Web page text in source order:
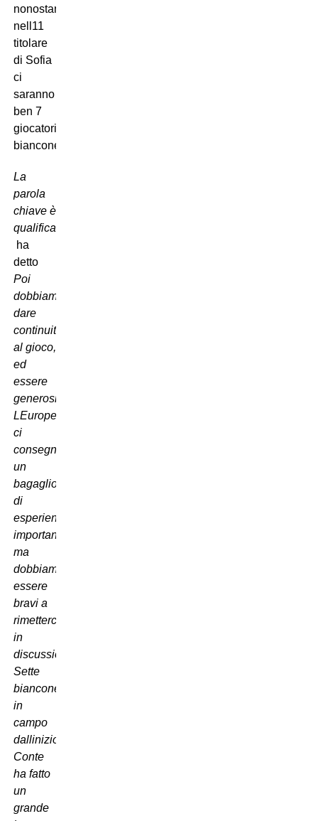
nonostante
nell11
titolare
di Sofia
ci
saranno
ben 7
giocatori
bianconeri.
La
parola
chiave è
qualificazione.
 ha
detto 
Poi
dobbiamo
dare
continuità
al gioco,
ed
essere
generosi.
LEuropeo
ci
consegna
un
bagaglio
di
esperienza
importanza,
ma
dobbiamo
essere
bravi a
rimetterci
in
discussione.
Sette
bianconeri
in
campo
dallinizio?
Conte
ha fatto
un
grande